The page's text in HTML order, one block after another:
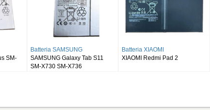
Batteria SAMSUNG
SAMSUNG Galaxy Tab S8 Ultra
SM-X900
Batteria SAMSUNG
SAMSUNG Galaxy Tab S9 Plus